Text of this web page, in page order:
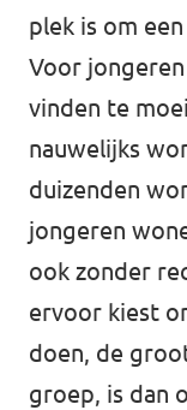
plek is om
Voor
vinden te
nauwelijks
duizenden
jongeren
ook zonder
ervoor kiest
doen, de
groep, is dan